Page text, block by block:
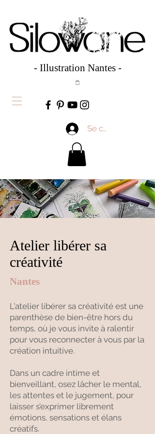
- Illustration Nantes -
Se connecter
Atelier libérer sa
créativité
Nantes
L'atelier libérer sa créativité est une
parenthèse de bien-être hors du
temps, où je vous invite à ralentir
pour vous reconnecter à vous par la
création intuitive.
Dans un cadre intime et
bienveillant, osez lâcher le mental,
les attentes et le jugement, pour
laisser s’exprimer librement
émotions, sensations et élans
créatifs.